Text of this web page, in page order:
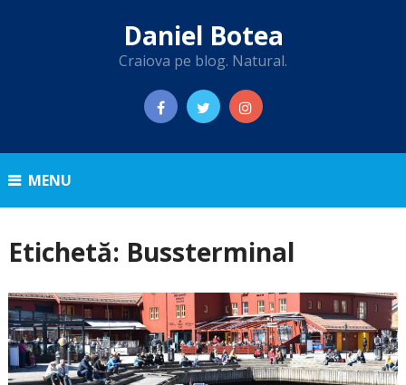
Daniel Botea
Craiova pe blog. Natural.
MENU
Etichetă: Bussterminal